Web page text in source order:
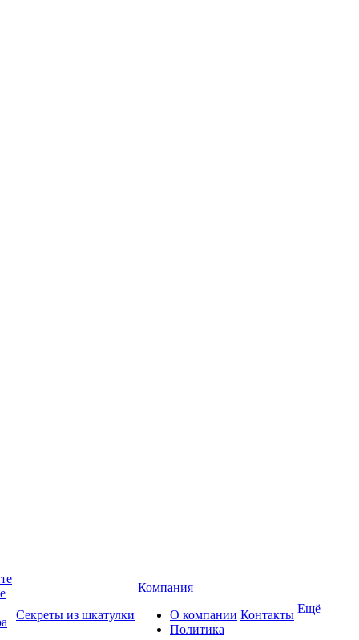
Секреты из шкатулки
Компания
О компании
Политика
Контакты Ещё